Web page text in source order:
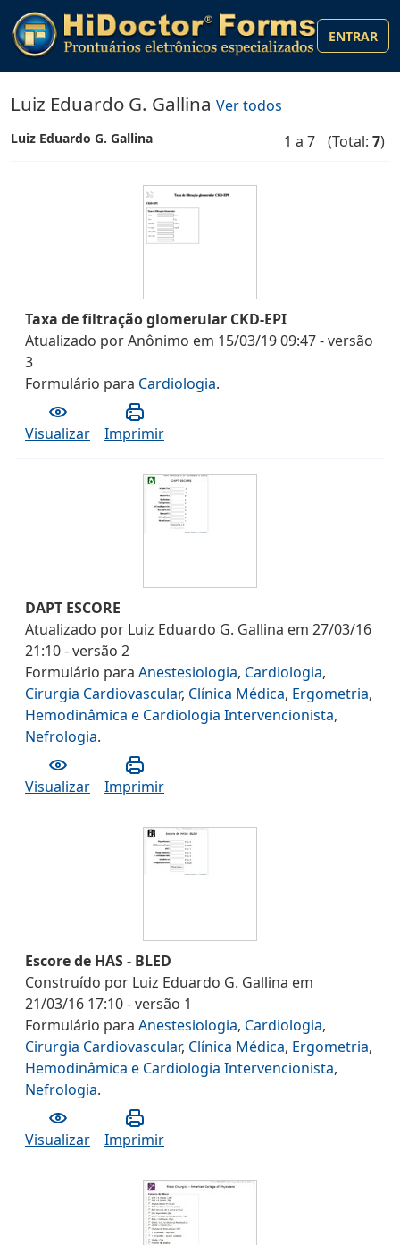
ENTRAR
Luiz Eduardo G. Gallina Ver todos
Luiz Eduardo G. Gallina 1 a 7 (Total: 7)
Taxa de filtração glomerular CKD-EPI
Atualizado porAnônimo em 15/03/19 09:47- versão
3
Formulário para Cardiologia.
Visualizar Imprimir
DAPT ESCORE
Atualizado por Luiz Eduardo G. Gallina em 27/03/16
21:10- versão 2
Formulário para Anestesiologia, Cardiologia,
Cirurgia Cardiovascular, Clínica Médica, Ergometria,
Hemodinâmica e Cardiologia Intervencionista,
Nefrologia.
Visualizar Imprimir
Escore de HAS - BLED
Construído por Luiz Eduardo G. Gallina em
21/03/16 17:10- versão 1
Formulário para Anestesiologia, Cardiologia,
Cirurgia Cardiovascular, Clínica Médica, Ergometria,
Hemodinâmica e Cardiologia Intervencionista,
Nefrologia.
Visualizar Imprimir